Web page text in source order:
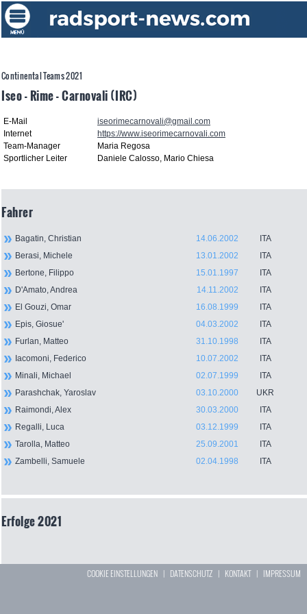
Continental Teams 2021
Iseo - Rime - Carnovali (IRC)
E-Mail
iseorimecarnovali@gmail.com
Internet
https://www.iseorimecarnovali.com
Team-Manager
Maria Regosa
Sportlicher Leiter
Daniele Calosso, Mario Chiesa
Fahrer
Bagatin, Christian 14.06.2002
ITA
Berasi, Michele
13.01.2002
ITA
Bertone, Filippo
15.01.1997
ITA
D'Amato, Andrea
14.11.2002
ITA
El Gouzi, Omar
16.08.1999
ITA
Epis, Giosue'
04.03.2002
ITA
Furlan, Matteo
31.10.1998
ITA
Iacomoni, Federico
10.07.2002
ITA
Minali, Michael
02.07.1999
ITA
Parashchak, Yaroslav
03.10.2000
UKR
Raimondi, Alex
30.03.2000
ITA
Regalli, Luca
03.12.1999
ITA
Tarolla, Matteo
25.09.2001
ITA
Zambelli, Samuele
02.04.1998 ITA
Erfolge 2021
COOKIE EINSTELLUNGEN | DATENSCHUTZ | KONTAKT| IMPRESSUM